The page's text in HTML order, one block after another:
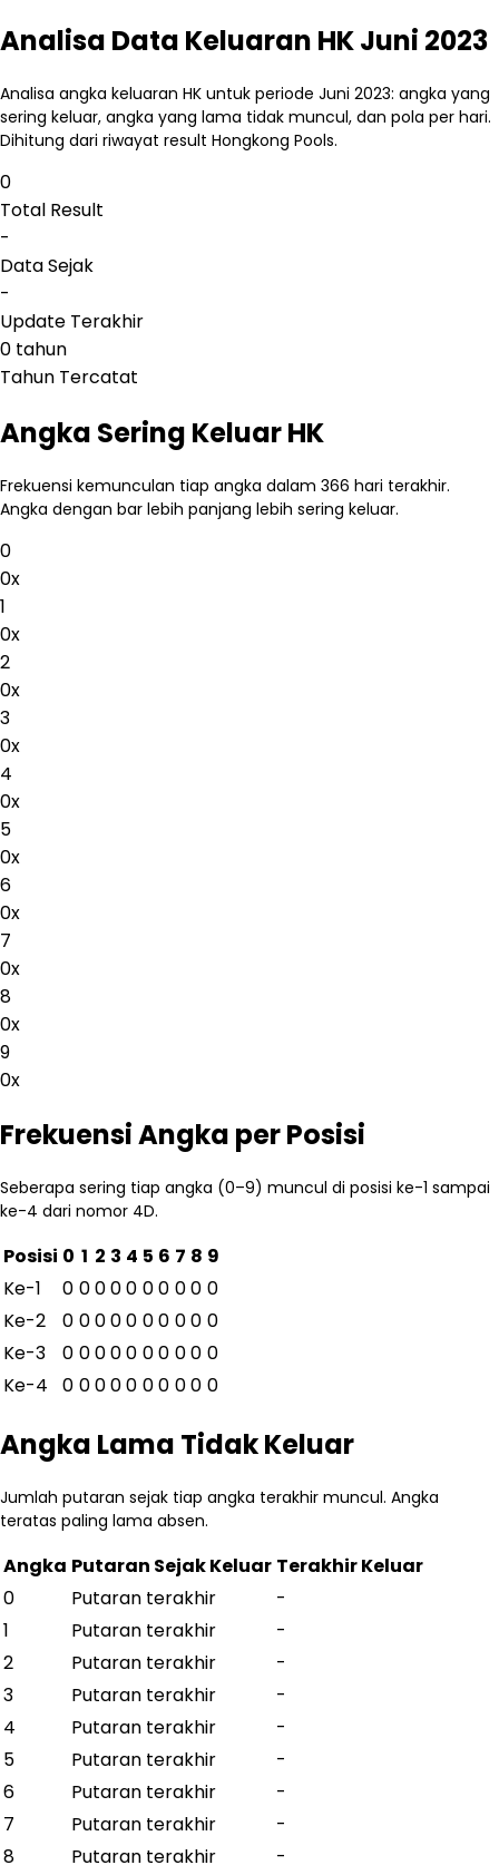
Analisa Data Keluaran HK Juni 2023
Analisa angka keluaran HK untuk periode Juni 2023: angka yang
sering keluar, angka yang lama tidak muncul, dan pola per hari.
Dihitung dari riwayat result Hongkong Pools.
0
Total Result
-
Data Sejak
-
Update Terakhir
0 tahun
Tahun Tercatat
Angka Sering Keluar HK
Frekuensi kemunculan tiap angka dalam 366 hari terakhir.
Angka dengan bar lebih panjang lebih sering keluar.
0
0x
1
0x
2
0x
3
0x
4
0x
5
0x
6
0x
7
0x
8
0x
9
0x
Frekuensi Angka per Posisi
Seberapa sering tiap angka (0–9) muncul di posisi ke-1 sampai
ke-4 dari nomor 4D.
Posisi 0 1 2 3 4 5 6 7 8 9
Ke-1 0 0000 00 00 0
Ke-2 0 0000 00 00 0
Ke-3 0 0000 00 00 0
Ke-4 0 0000 00 00 0
Angka Lama Tidak Keluar
Jumlah putaran sejak tiap angka terakhir muncul. Angka
teratas paling lama absen.
Angka Putaran Sejak Keluar Terakhir Keluar
0
Putaran terakhir
-
1
Putaran terakhir
-
2
Putaran terakhir
-
3
Putaran terakhir
-
4
Putaran terakhir
-
5
Putaran terakhir
-
6
Putaran terakhir
-
7
Putaran terakhir
-
8
Putaran terakhir
-